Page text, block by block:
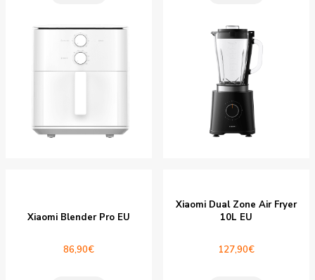
Xiaomi Blender Pro EU
86,90€
Xiaomi Dual Zone Air Fryer
10L EU
127,90€